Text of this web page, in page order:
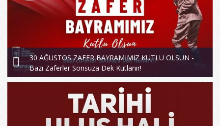
30 AĞUSTOS ZAFER BAYRAMIMIZ KUTLU OLSUN -
Bazı Zaferler Sonsuza Dek Kutlanır!